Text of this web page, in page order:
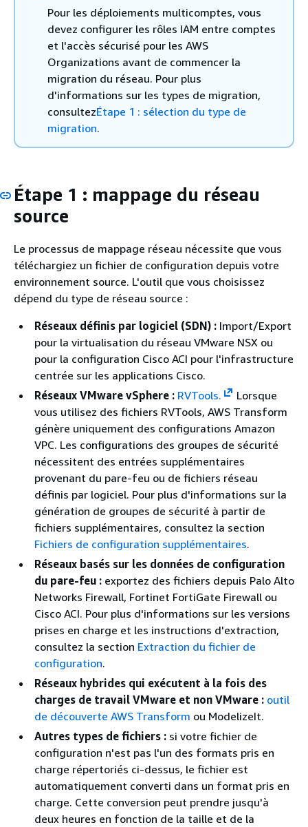
Pour les déploiements multicomptes, vous
devez configurer les rôles IAM entre comptes
et l'accès sécurisé pour les AWS
Organizations avant de commencer la
migration du réseau. Pour plus
d'informations sur les types de migration,
consultezÉtape 1 : sélection du type de
migration.
Étape 1 : mappage du réseau
source
Le processus de mappage réseau nécessite que vous
téléchargiez un fichier de configuration depuis votre
environnement source. L'outil que vous choisissez
dépend du type de réseau source :
Réseaux définis par logiciel (SDN) : Import/Export
pour la virtualisation du réseau VMware NSX ou
pour la configuration Cisco ACI pour l'infrastructure
centrée sur les applications Cisco.
Réseaux VMware vSphere : RVTools.
Lorsque
vous utilisez des fichiers RVTools, AWS Transform
génère uniquement des configurations Amazon
VPC. Les configurations des groupes de sécurité
nécessitent des entrées supplémentaires
provenant du pare-feu ou de fichiers réseau
définis par logiciel. Pour plus d'informations sur la
génération de groupes de sécurité à partir de
fichiers supplémentaires, consultez la section
Fichiers de configuration supplémentaires.
Réseaux basés sur les données de configuration
du pare-feu : exportez des fichiers depuis Palo Alto
Networks Firewall, Fortinet FortiGate Firewall ou
Cisco ACI. Pour plus d'informations sur les versions
prises en charge et les instructions d'extraction,
consultez la section Extraction du fichier de
configuration.
Réseaux hybrides qui exécutent à la fois des
charges de travail VMware et non VMware : outil
de découverte AWS Transform ou ModelizeIt.
Autres types de fichiers : si votre fichier de
configuration n'est pas l'un des formats pris en
charge répertoriés ci-dessus, le fichier est
automatiquement converti dans un format pris en
charge. Cette conversion peut prendre jusqu'à
deux heures en fonction de la taille et de la